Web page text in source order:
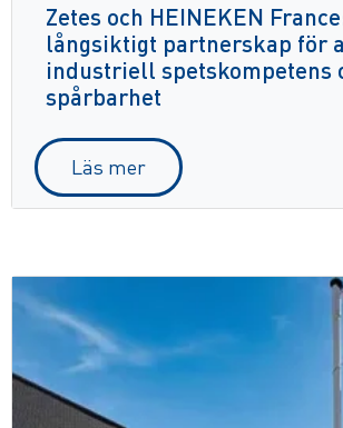
Zetes och HEINEKEN
långsiktigt partnerskap för
industriell spetskompetens
spårbarhet
Läs mer